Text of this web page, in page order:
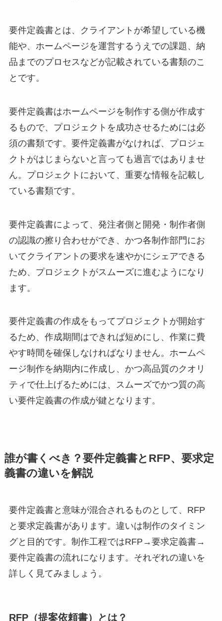
要件定義書とは、クライアントが希望している機
能や、ホームページを運営するうえでの課題、納
品までのプロセスなどが記載されている書類のこ
とです。
要件定義書はホームページを制作する側が作成す
るもので、プロジェクトを成功させるためには必
須の書類です。要件定義書がなければ、プロジェ
クトがはじまらないと言っても過言ではありませ
ん。プロジェクトにおいて、重要な情報を記載し
ている書類です。
要件定義書によって、発注者側と開発・制作者側
の認識の擦り合わせができ、かつ各制作部門にお
いてクライアントの要求を速やかにシェアできる
ため、プロジェクトがスムーズに進むようになり
ます。
要件定義書の作成をもってプロジェクトが開始す
るため、作成期間はできれば短めにし、作業に費
やす時間を確保しなければなりません。ホームペ
ージ制作を納期内に作成し、かつ高品質のクオリ
ティで仕上げるためには、スムーズでかつ質の高
い要件定義書の作成が鍵となります。
誰が書くべき？要件定義書とRFP、要求定
義書の違いを解説
要件定義書と意味が混合されるものとして、RFP
と要求定義書があります。違いは制作のタイミン
グと目的です。制作工程ではRFP→要求定義書→
要件定義書の流れになります。それぞれの違いを
詳しく見てみましょう。
RFP（提案依頼書）とは？